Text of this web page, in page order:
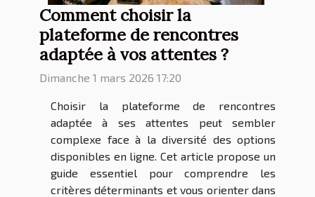
Comment choisir la
plateforme de rencontres
adaptée à vos attentes ?
Dimanche 1 mars 2026 17:20
Choisir la plateforme de rencontres
adaptée à ses attentes peut sembler
complexe face à la diversité des options
disponibles en ligne. Cet article propose un
guide essentiel pour comprendre les
critères déterminants et vous orienter dans